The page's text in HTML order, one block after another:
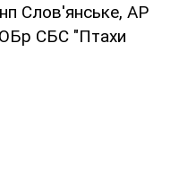
Слов'янське, АР
СБС "Птахи